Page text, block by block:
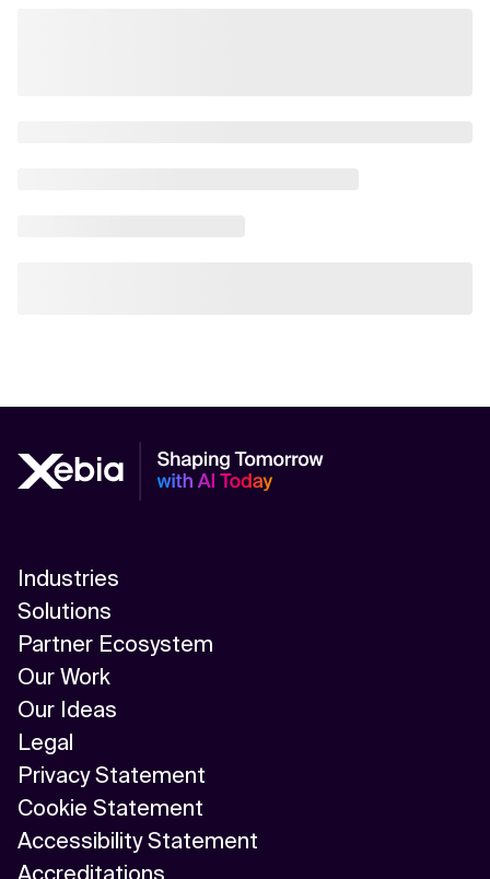
Industries
Solutions
Partner Ecosystem
Our Work
Our Ideas
Legal
Privacy Statement
Cookie Statement
Accessibility Statement